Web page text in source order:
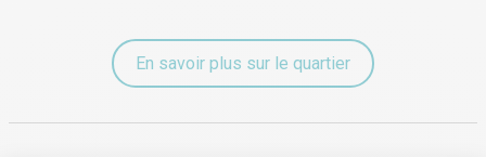
En savoir plus sur le quartier